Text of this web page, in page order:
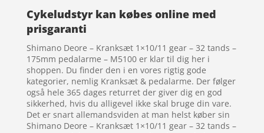
Cykeludstyr kan købes online med
prisgaranti
Shimano Deore – Kranksæt 1×10/11 gear – 32 tands –
175mm pedalarme – M5100 er klar til dig her i
shoppen. Du finder den i en vores rigtig gode
kategorier, nemlig Kranksæt & pedalarme. Der følger
også hele 365 dages returret der giver dig en god
sikkerhed, hvis du alligevel ikke skal bruge din vare.
Det er snart allemandsviden at man helst køber sin
Shimano Deore – Kranksæt 1×10/11 gear – 32 tands –